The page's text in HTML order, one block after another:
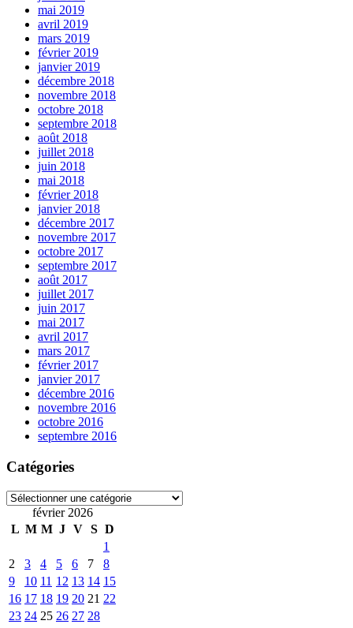
mai 2019
avril 2019
mars 2019
février 2019
janvier 2019
décembre 2018
novembre 2018
octobre 2018
septembre 2018
août 2018
juillet 2018
juin 2018
mai 2018
février 2018
janvier 2018
décembre 2017
novembre 2017
octobre 2017
septembre 2017
août 2017
juillet 2017
juin 2017
mai 2017
avril 2017
mars 2017
février 2017
janvier 2017
décembre 2016
novembre 2016
octobre 2016
septembre 2016
Catégories
Catégories
février 2026
L M M J V S D
1
2
3 4 5 6 7
8
9
10 11 12 13 14 15
16 17 18 19 20 21 22
23 24 25 26 27 28